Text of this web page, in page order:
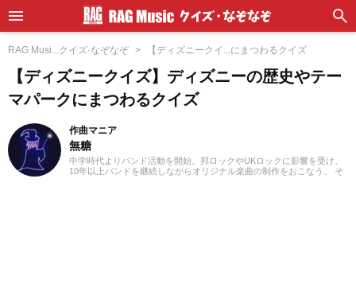
RAG Musi...クイズ·なぞなぞ 【ディズニークイ...にまつわるクイズ
【ディズニークイズ】ディズニーの歴史やテー
マパークにまつわるクイズ
作曲マニア
無糖
中学時代よりバンド活動を開始。邦ロックやUKロックに影響を受け、
10年以上バンドを継続しながらオリジナル楽曲の制作をおこなう。 そ